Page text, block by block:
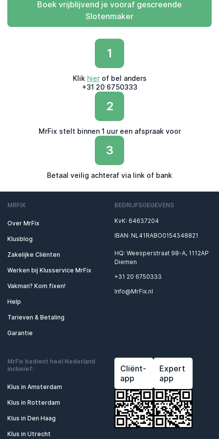
Boek vrijblijvend je vooraf gescreende
Slotenmaker
1
Klik hierof bel anders
+31 20 6750333
2
MrFix stelt binnen 1 uur een afspraak voor
3
Betaal veilig achteraf via link of bank
MRFIX
Over MrFix
Klusblog
Zakelijke Cliënten
Werken bij Klusservice MrFix
Vakman? Kom fixen!
Help
Tarieven & Betaling
Garantie
BEDRIJFSGEGEVENS
KvK: 64637204
IBAN: NL41RABO0154348821
HQ: Weesperstraat 98-A, 1112AP
Diemen
+31 20 6750333
Info@MrFix.nl
MrFix bedient heel Nederland
inclusief:
Klus in Amsterdam
Klus in Rotterdam
Klus in Den Haag
Klus in Utrecht
Cliënt-
app
Expert
app